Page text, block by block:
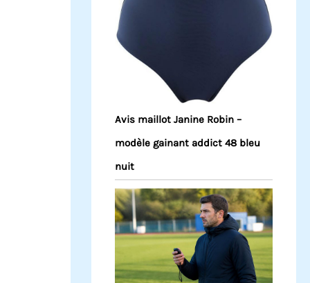
Avis maillot Janine Robin –
modèle gainant addict 48 bleu
nuit